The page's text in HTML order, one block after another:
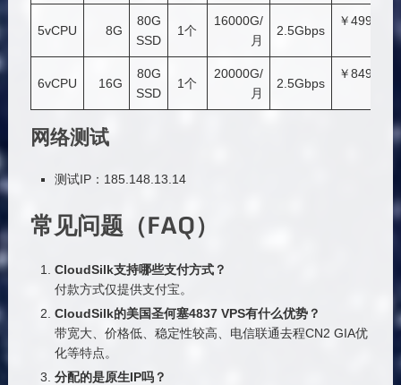
5vCPU 8G
80G
SSD
1个
16000G/
月
2.5Gbps
￥499.99/
6vCPU 16G
80G
SSD
1个
20000G/
月
2.5Gbps
￥849.99/
网络测试
测试IP：185.148.13.14
常见问题（FAQ）
CloudSilk支持哪些支付方式？
付款方式仅提供支付宝。
CloudSilk的美国圣何塞4837 VPS有什么优势？
带宽大、价格低、稳定性较高、电信联通去程CN2 GIA优
化等特点。
分配的是原生IP吗？